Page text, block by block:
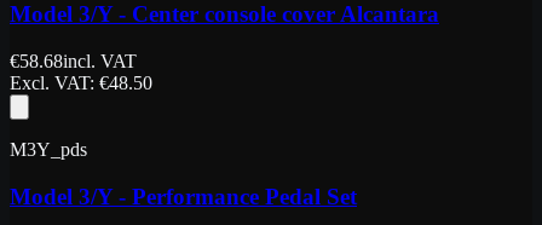
Model 3/Y - Center console cover Alcantara
€58.68incl. VAT
Excl. VAT: €48.50
M3Y_pds
Model 3/Y - Performance Pedal Set